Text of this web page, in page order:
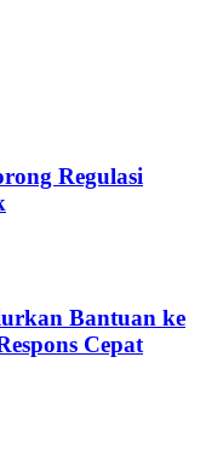
Regulasi
Bantuan ke
Cepat